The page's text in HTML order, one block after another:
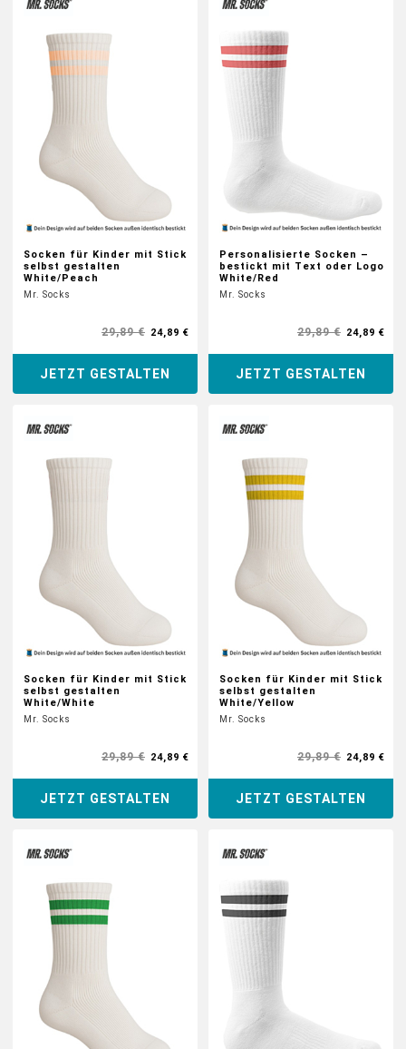
Socken für Kinder mit Stick
selbst gestalten
White/Peach
Mr. Socks
29,89 € 24,89 €
JETZT GESTALTEN
Personalisierte Socken –
bestickt mit Text oder Logo
White/Red
Mr. Socks
29,89 € 24,89 €
JETZT GESTALTEN
Socken für Kinder mit Stick
selbst gestalten
White/White
Mr. Socks
29,89 € 24,89 €
JETZT GESTALTEN
Socken für Kinder mit Stick
selbst gestalten
White/Yellow
Mr. Socks
29,89 € 24,89 €
JETZT GESTALTEN